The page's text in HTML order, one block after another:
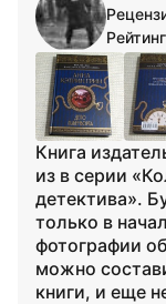
Рейтинг
Книга
из в серии
детектива».
только в
фотографии
можно
книги, и еще